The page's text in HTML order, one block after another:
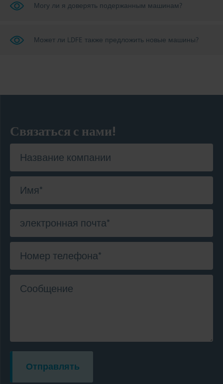
Могу ли я доверять подержанным машинам?
Может ли LDFE также предложить новые машины?
Связаться с нами!
Название компании
Имя*
электронная почта*
Номер телефона*
Сообщение
Отправлять